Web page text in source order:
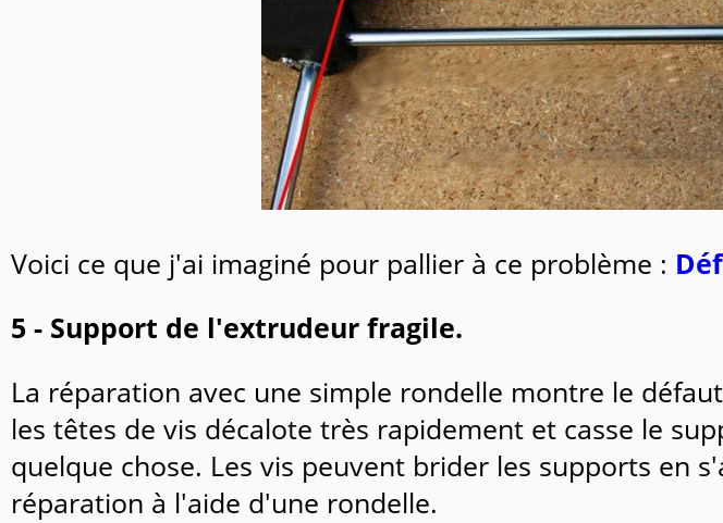
Voici ce que j'ai imaginé pour pallier à ce problème :
5 - Support de l'extrudeur fragile.
La réparation avec une simple rondelle montre le
les têtes de vis décalote très rapidement et casse le
quelque chose. Les vis peuvent brider les supports en
réparation à l'aide d'une rondelle.